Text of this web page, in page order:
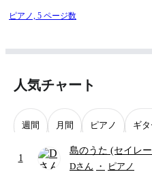
ピアノ, 5 ページ数
人気チャート
週間 月間 ピアノ ギタ
1
島のうた (セイレ
セイレーン(CV.鈴
Dさん ・ ピアノ